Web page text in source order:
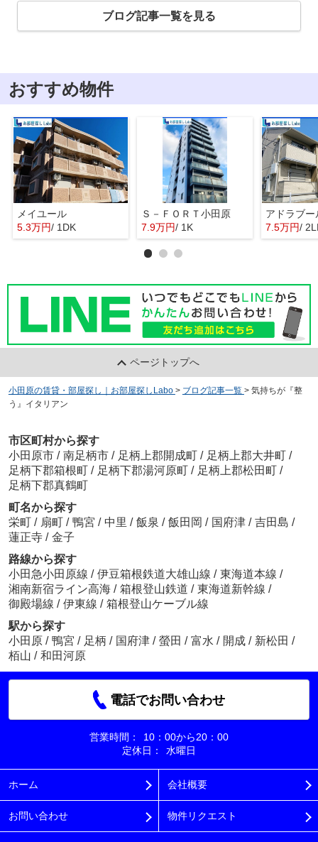
ブログ記事一覧を見る
おすすめ物件
メイユール
5.3万円/ 1DK
Ｓ－ＦＯＲＴ小田原
7.9万円/ 1K
アドラブー
7.5万円/
ページトップへ
小田原の賃貸・部屋探し｜お部屋探しLabo > ブログ記事一覧 > 気持ちが『整
う』イタリアン
市区町村から探す
小田原市 / 南足柄市 / 足柄上郡開成町 / 足柄上郡大井町 /
足柄下郡箱根町 / 足柄下郡湯河原町 / 足柄上郡松田町 /
足柄下郡真鶴町
町名から探す
栄町 / 扇町 / 鴨宮 / 中里 / 飯泉 / 飯田岡 / 国府津 / 吉田島 /
蓮正寺 / 金子
路線から探す
小田急小田原線 / 伊豆箱根鉄道大雄山線 / 東海道本線 /
湘南新宿ライン高海 / 箱根登山鉄道 / 東海道新幹線 /
御殿場線 / 伊東線 / 箱根登山ケーブル線
駅から探す
小田原 / 鴨宮 / 足柄 / 国府津 / 螢田 / 富水 / 開成 / 新松田 /
栢山 / 和田河原
電話でお問い合わせ
営業時間：
10：00から20：00
定休日：
水曜日
ホーム 会社概要
お問い合わせ 物件リクエスト